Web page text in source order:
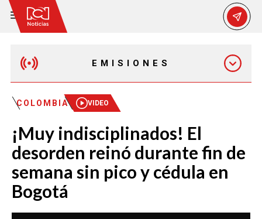
EMISIONES
MAÑANA EXPRESS
EMISIÓN 12:30 PM
EMISIÓN 7:00 PM
EMISIÓN 11:30 PM
COLOMBIA VIDEO
¡Muy indisciplinados! El
desorden reinó durante fin de
semana sin pico y cédula en
Bogotá